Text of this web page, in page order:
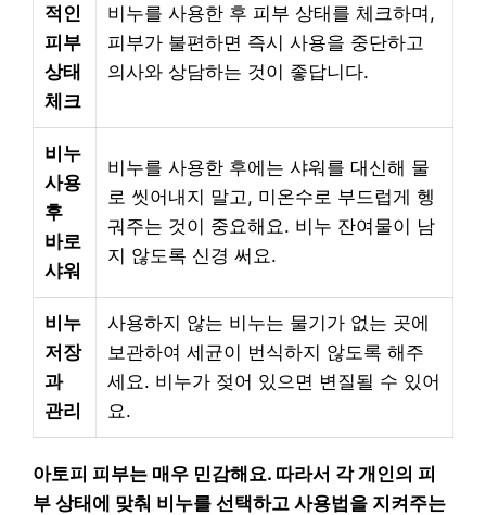
적인
피부
상태
체크
비누를 사용한 후 피부 상태를 체크하며,
피부가 불편하면 즉시 사용을 중단하고
의사와 상담하는 것이 좋답니다.
비누
사용
후
바로
샤워
비누를 사용한 후에는 샤워를 대신해 물
로 씻어내지 말고, 미온수로 부드럽게 헹
궈주는 것이 중요해요. 비누 잔여물이 남
지 않도록 신경 써요.
비누
저장
과
관리
사용하지 않는 비누는 물기가 없는 곳에
보관하여 세균이 번식하지 않도록 해주
세요. 비누가 젖어 있으면 변질될 수 있어
요.
아토피 피부는 매우 민감해요. 따라서 각 개인의 피
부 상태에 맞춰 비누를 선택하고 사용법을 지켜주는